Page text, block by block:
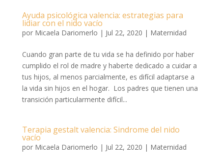
Ayuda psicológica valencia: estrategias para
lidiar con el nido vacío
por Micaela Dariomerlo | Jul 22, 2020 | Maternidad
Cuando gran parte de tu vida se ha definido por haber
cumplido el rol de madre y haberte dedicado a cuidar a
tus hijos, al menos parcialmente, es difícil adaptarse a
la vida sin hijos en el hogar. Los padres que tienen una
transición particularmente difícil...
Terapia gestalt valencia: Sindrome del nido
vacío
por Micaela Dariomerlo | Jul 22, 2020 | Maternidad